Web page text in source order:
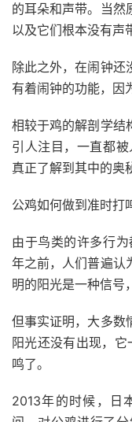
的耳朵和声带。当然
以及它们根本没有声
除此之外，在闹钟还
有着闹钟的功能，因
相较于鸡的解剖学结
引人注目，一直都
真正了解到其中的奥
公鸡如何做到准时打
由于鸟类的许多行
年之前，人们普遍认
明的阳光是一种信号
但事实证明，大多数
阳光还没有出现，
鸣了。
2013年的时候，日